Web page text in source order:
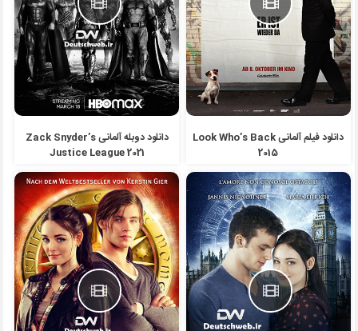
دانلود فیلم آلمانی Look Who’s Back
2015
دانلود دوبله آلمانی Zack Snyder’s
Justice League 2021